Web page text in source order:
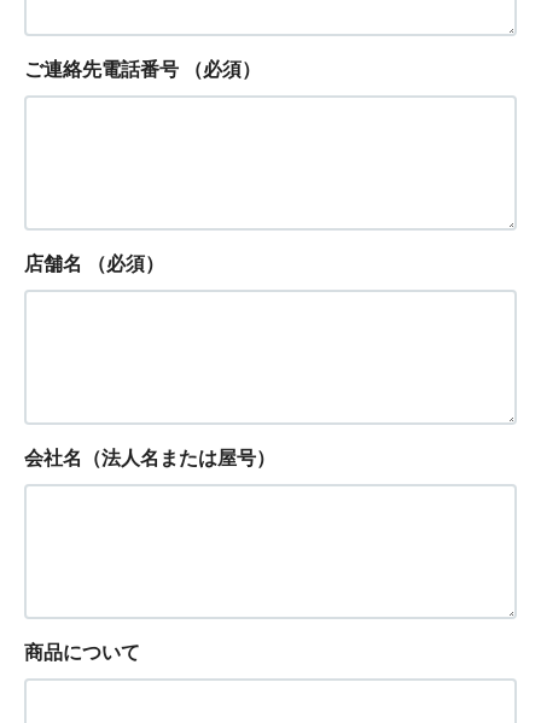
ご連絡先電話番号 （必須）
店舗名 （必須）
会社名（法人名または屋号）
商品について